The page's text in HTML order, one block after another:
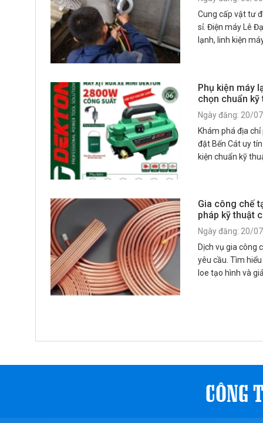
Cung cấp vật tư
sỉ. Điện máy Lê
lạnh, linh kiện
Phụ kiện máy
chọn chuẩn
Ngày đăng: 20/
Khám phá địa
đặt Bến Cát uy
kiện chuẩn kỹ
Gia công chế
pháp kỹ thuật
Ngày đăng: 20/
Dịch vụ gia công
yêu cầu. Tìm
loe tạo hình và
CÔNG